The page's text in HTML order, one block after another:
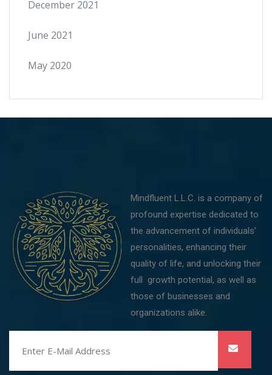
December 2021
June 2021
May 2020
Mindfluent L.L.C. is a company of
profound expertise dedicated to
the advancement of individuals’
personalities, enhancing their
quality of life, and unlocking their
full growth potential, as well as
those of businesses and
organizations alike.